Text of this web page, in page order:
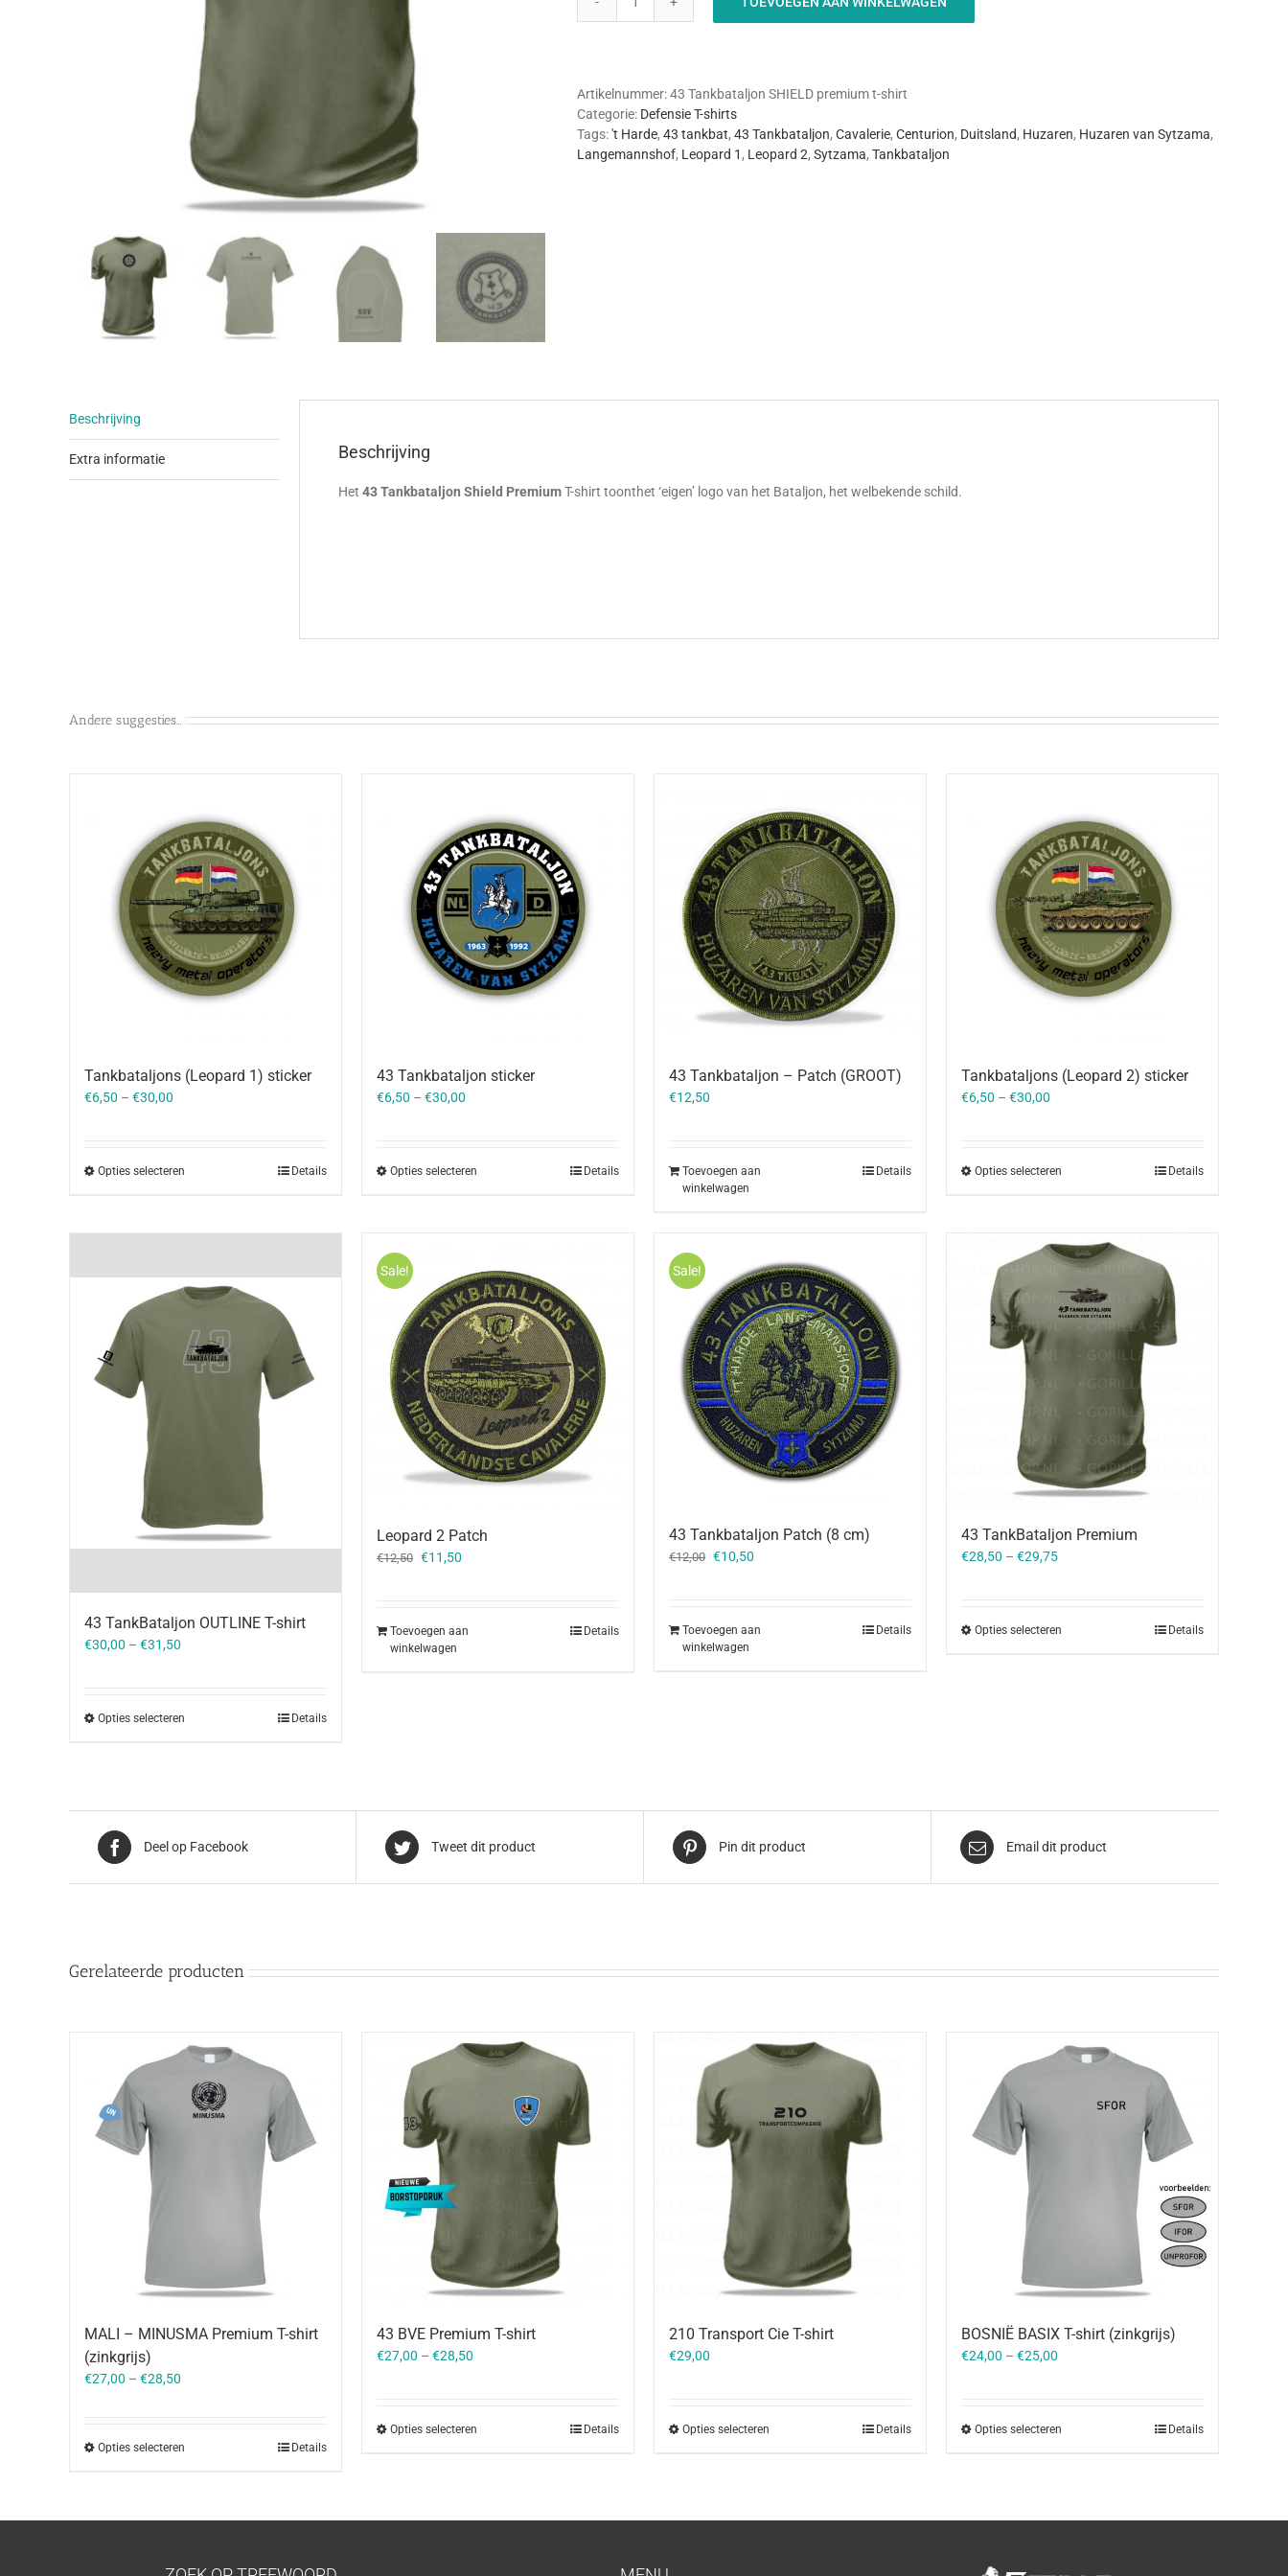
43
aantal
Artikelnummer:43 Tankbataljon SHIELD premium t-shirt
Categorie: Defensie T-shirts
Tags:'t Harde, 43 tankbat, 43 Tankbataljon, Cavalerie, Centurion, Duitsland, Huzaren, Huzaren van Sytzama,
Langemannshof, Leopard 1 , Leopard 2, Sytzama, Tankbataljon
Beschrijving
Extra informatie Beschrijving
Het 43 Tankbataljon Shield PremiumT-shirt toonthet ‘eigen’ logo van het Bataljon, het welbekende schild.
Andere suggesties…
Tankbataljons (Leopard 1) sticker
€6,50 – €30,00
Opties selecteren Details
43 Tankbataljon sticker
€6,50 – €30,00
Opties selecteren Details
43 Tankbataljon – Patch (GROOT)
€12,50
Toevoegen aan
winkelwagen
Details
Tankbataljons (Leopard 2) sticker
€6,50 – €30,00
Opties selecteren Details
43 TankBataljon OUTLINE T-shirt
€30,00 – €31,50
Opties selecteren Details
Sale!
Leopard 2 Patch
€12,50 Oorspronkelijke
€11,50
Toevoegen aan
winkelwagen
Details
Sale!
43 Tankbataljon Patch (8 cm)
€12,00 Oorspronkelijke
€10,50
Toevoegen aan
winkelwagen
Details
43 TankBataljon Premium
€28,50 – €29,75
Opties selecteren Details
Deel op Facebook Tweet dit product Pin dit product Email dit product
Gerelateerde producten
MALI – MINUSMA Premium T-shirt
(zinkgrijs)
€27,00 – €28,50
Opties selecteren Details
43 BVE Premium T-shirt
€27,00 – €28,50
Opties selecteren Details
210 Transport Cie T-shirt
€29,00
Opties selecteren Details
BOSNIË BASIX T-shirt (zinkgrijs)
€24,00 – €25,00
Opties selecteren Details